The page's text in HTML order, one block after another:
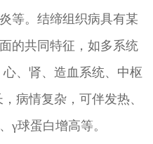
等。结缔组织病具有某
的共同特征，如多系统
、肾、造血系统、中枢
病情复杂，可伴发热、
γ球蛋白增高等。